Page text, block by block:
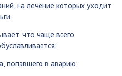
на лечение которых уходит
что чаще всего
попавшего в аварию;